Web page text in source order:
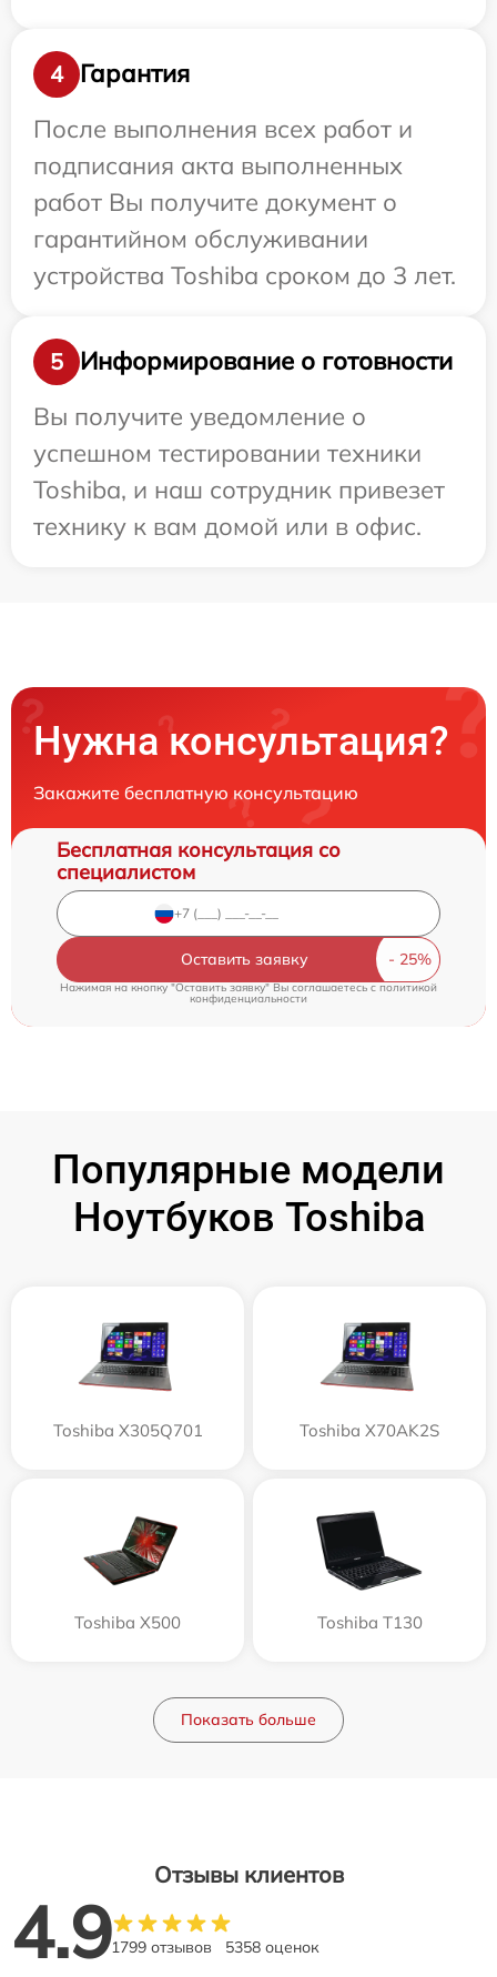
4
Гарантия
После выполнения всех работ и
подписания акта выполненных
работ Вы получите документ о
гарантийном обслуживании
устройства Toshiba сроком до 3 лет.
5
Информирование о готовности
Вы получите уведомление о
успешном тестировании техники
Toshiba, и наш сотрудник привезет
технику к вам домой или в офис.
Нужна консультация?
Закажите бесплатную консультацию
Бесплатная консультация со
специалистом
Оставить заявку
Нажимая на кнопку "Оставить заявку" Вы соглашаетесь cполитикой
конфиденциальности
Популярные модели
Ноутбуков Toshiba
Toshiba X305Q701 Toshiba X70AK2S
Toshiba X500 Toshiba T130
Показать больше
Отзывы клиентов
4.91799 отзывов 5358 оценок